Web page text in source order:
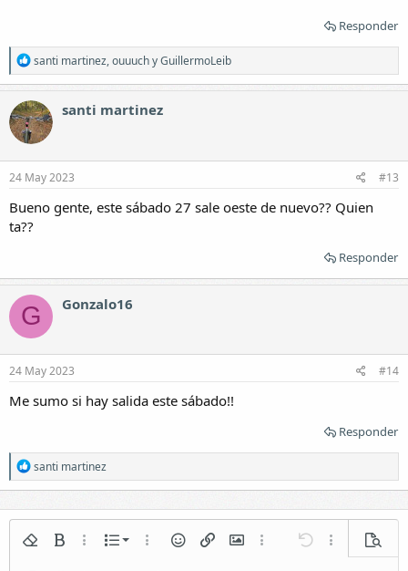
Responder
R
e
a
c
c
i
o
n
e
:
santi martinez,ouuuchyGuillermoLeib
santi martinez
24 May 2023 #13
Bueno gente, este sábado 27 sale oeste de nuevo?? Quien
ta??
Responder
G Gonzalo16
24 May 2023 #14
Me sumo si hay salida este sábado!!
Responder
R
e
a
c
c
i
santi martinez
Quitar formato
NegritaMás opciones...
Lista
Lista numerada
Más opciones...
Emoticonos
Insertar enlace
Insertar imagen
Más opciones...
Deshacer
Más
Vista